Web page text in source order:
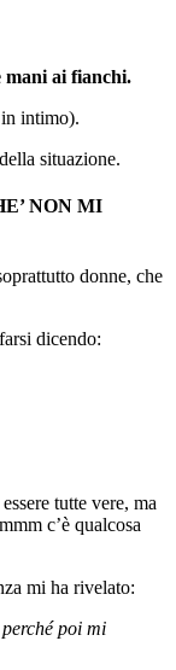
mani ai fianchi.
intimo).
situazione.
NON MI
donne, che
dicendo:
tutte vere, ma
c’è qualcosa
mi ha rivelato:
poi mi